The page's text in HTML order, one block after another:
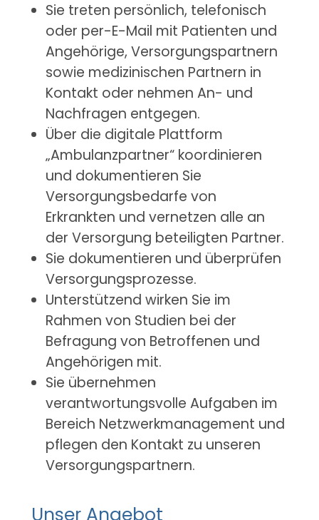
Sie treten persönlich, telefonisch
oder per-E-Mail mit Patienten und
Angehörige, Versorgungspartnern
sowie medizinischen Partnern in
Kontakt oder nehmen An- und
Nachfragen entgegen.
Über die digitale Plattform
„Ambulanzpartner“ koordinieren
und dokumentieren Sie
Versorgungsbedarfe von
Erkrankten und vernetzen alle an
der Versorgung beteiligten Partner.
Sie dokumentieren und überprüfen
Versorgungsprozesse.
Unterstützend wirken Sie im
Rahmen von Studien bei der
Befragung von Betroffenen und
Angehörigen mit.
Sie übernehmen
verantwortungsvolle Aufgaben im
Bereich Netzwerkmanagement und
pflegen den Kontakt zu unseren
Versorgungspartnern.
Unser Angebot